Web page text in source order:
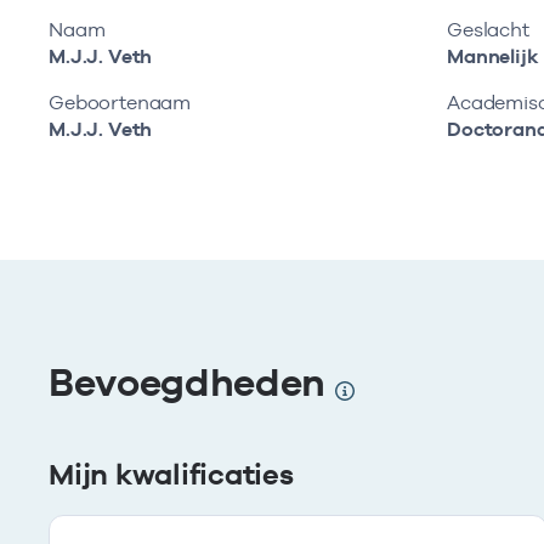
Naam
M.J.J. Veth
Geboortenaam
M.J.J. Veth
Geslacht
Mannelijk
Bevoegdheden
Mijn kwalificaties